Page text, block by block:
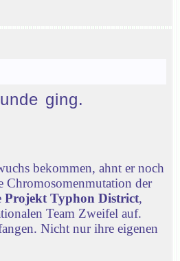
ging.
bekommen, ahnt er noch
Chromosomenmutation der
Projekt Typhon District,
Team Zweifel auf.
Nicht nur ihre eigenen